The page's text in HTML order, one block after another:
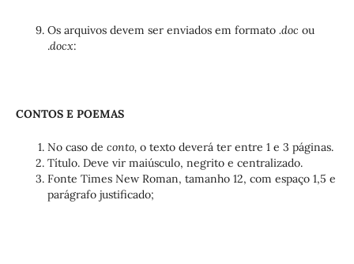
Os arquivos devem ser enviados em formato .doc ou
.docx:
CONTOS E POEMAS
No caso de conto, o texto deverá ter entre 1 e 3 páginas.
Título. Deve vir maiúsculo, negrito e centralizado.
Fonte Times New Roman, tamanho 12, com espaço 1,5 e
parágrafo justificado;